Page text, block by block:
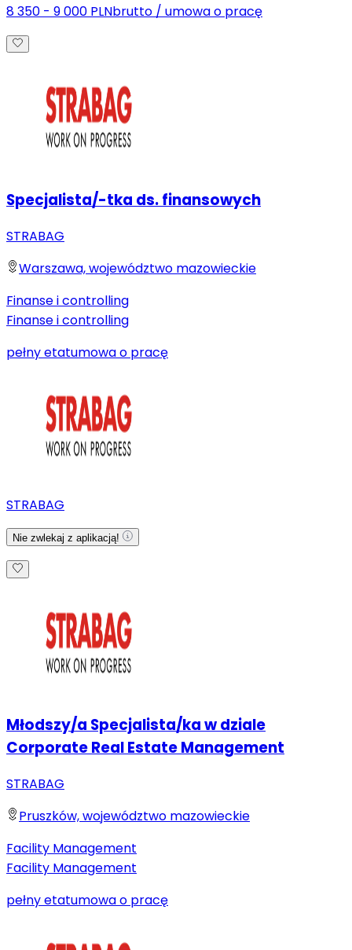
8 350 - 9 000 PLNbrutto / umowa o pracę
Specjalista/-tka ds. finansowych
STRABAG
Warszawa, województwo mazowieckie
Finanse i controlling
Finanse i controlling
pełny etatumowa o pracę
STRABAG
Nie zwlekaj z aplikacją!
Młodszy/a Specjalista/ka w dziale
Corporate Real Estate Management
STRABAG
Pruszków, województwo mazowieckie
Facility Management
Facility Management
pełny etatumowa o pracę